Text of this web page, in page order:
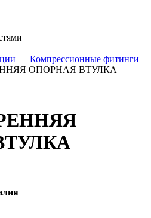
— Компрессионные фитинги
ОПОРНАЯ ВТУЛКА